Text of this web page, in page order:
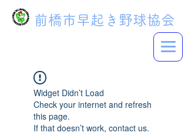
前橋市早起き野球協会
Widget Didn’t Load
Check your internet and refresh
this page.
If that doesn’t work, contact us.